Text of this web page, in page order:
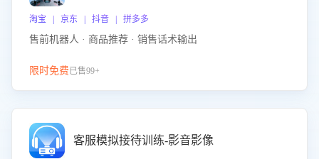
淘宝 | 京东 | 抖音 | 拼多多
售前机器人 · 商品推荐 · 销售话术输出
限时免费已售99+
客服模拟接待训练-影音影像